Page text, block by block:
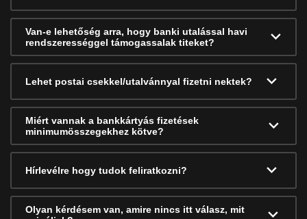
Van-e lehetőség arra, hogy banki utalással havi
rendszerességgel támogassalak titeket?
Lehet postai csekkel/utalvánnyal fizetni nektek?
Miért vannak a bankkártyás fizetések
minimumösszegekhez kötve?
Hírlevélre hogy tudok feliratkozni?
Olyan kérdésem van, amire nincs itt válasz, mit